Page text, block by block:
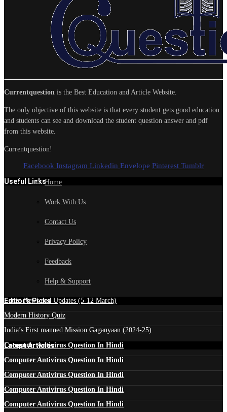
Currentquestion is the Best Education and Article Website.
The only objective of this website is that every student gets good education
and students can see and download the student question answer and pdf
from this website.
Currentquestion!
Facebook Instagram Linkedin Envelope Pinterest Tumblr
Useful LinksHome
Work With Us
Contact Us
Privacy Policy
Feedback
Help & Support
Edtior's Picks
Latest News and Updates (5-12 March)
Modern History Quiz
India’s First manned Mission Gaganyaan (2024-25)
Latest Articles
Computer Antivirus Question In Hindi
Computer Antivirus Question In Hindi
Computer Antivirus Question In Hindi
Computer Antivirus Question In Hindi
Computer Antivirus Question In Hindi